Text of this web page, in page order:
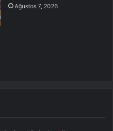
Ağustos 7, 2026